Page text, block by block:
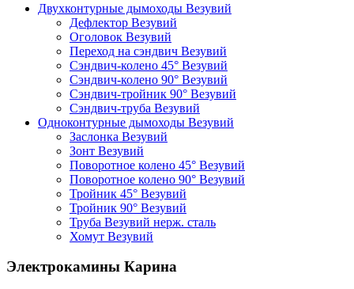
Двухконтурные дымоходы Везувий
Дефлектор Везувий
Оголовок Везувий
Переход на сэндвич Везувий
Сэндвич-колено 45° Везувий
Сэндвич-колено 90° Везувий
Сэндвич-тройник 90° Везувий
Сэндвич-труба Везувий
Одноконтурные дымоходы Везувий
Заслонка Везувий
Зонт Везувий
Поворотное колено 45° Везувий
Поворотное колено 90° Везувий
Тройник 45° Везувий
Тройник 90° Везувий
Труба Везувий нерж. сталь
Хомут Везувий
Электрокамины Карина